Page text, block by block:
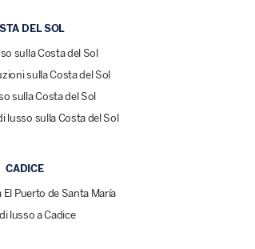
DEL SOL
sulla Costa del Sol
sulla Costa del Sol
sulla Costa del Sol
lusso sulla Costa del Sol
CADICE
El Puerto de Santa María
lusso a Cadice